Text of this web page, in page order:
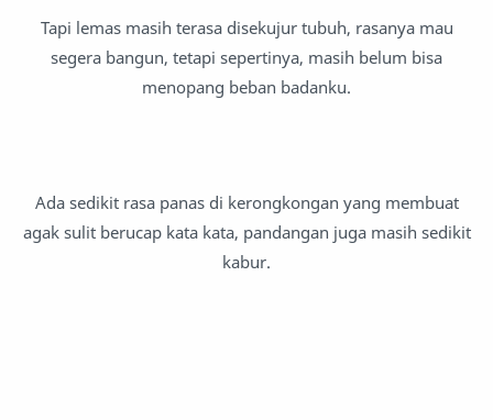
Tapi lemas masih terasa disekujur tubuh, rasanya mau
segera bangun, tetapi sepertinya, masih belum bisa
menopang beban badanku.
Ada sedikit rasa panas di kerongkongan yang membuat
agak sulit berucap kata kata, pandangan juga masih sedikit
kabur.